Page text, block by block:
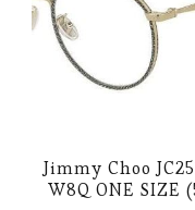
Jimmy Choo
W8Q ONE SIZE